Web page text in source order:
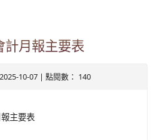
計月報主要表
10-07 | 點閱數： 140
主要表